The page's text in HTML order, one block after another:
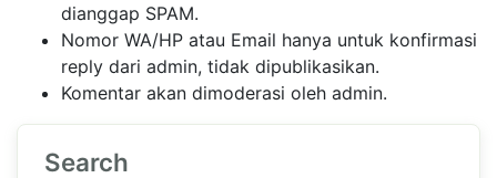
dianggap SPAM.
Nomor WA/HP atau Email hanya untuk konfirmasi
reply dari admin, tidak dipublikasikan.
Komentar akan dimoderasi oleh admin.
Search